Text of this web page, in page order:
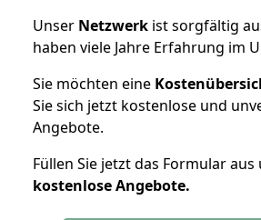
Unser Netzwerk ist sorgfältig
haben viele Jahre Erfahrung im
Sie möchten eine
Sie sich jetzt kostenlose und
Angebote.
Füllen Sie jetzt das Formular
kostenloseAngebote.